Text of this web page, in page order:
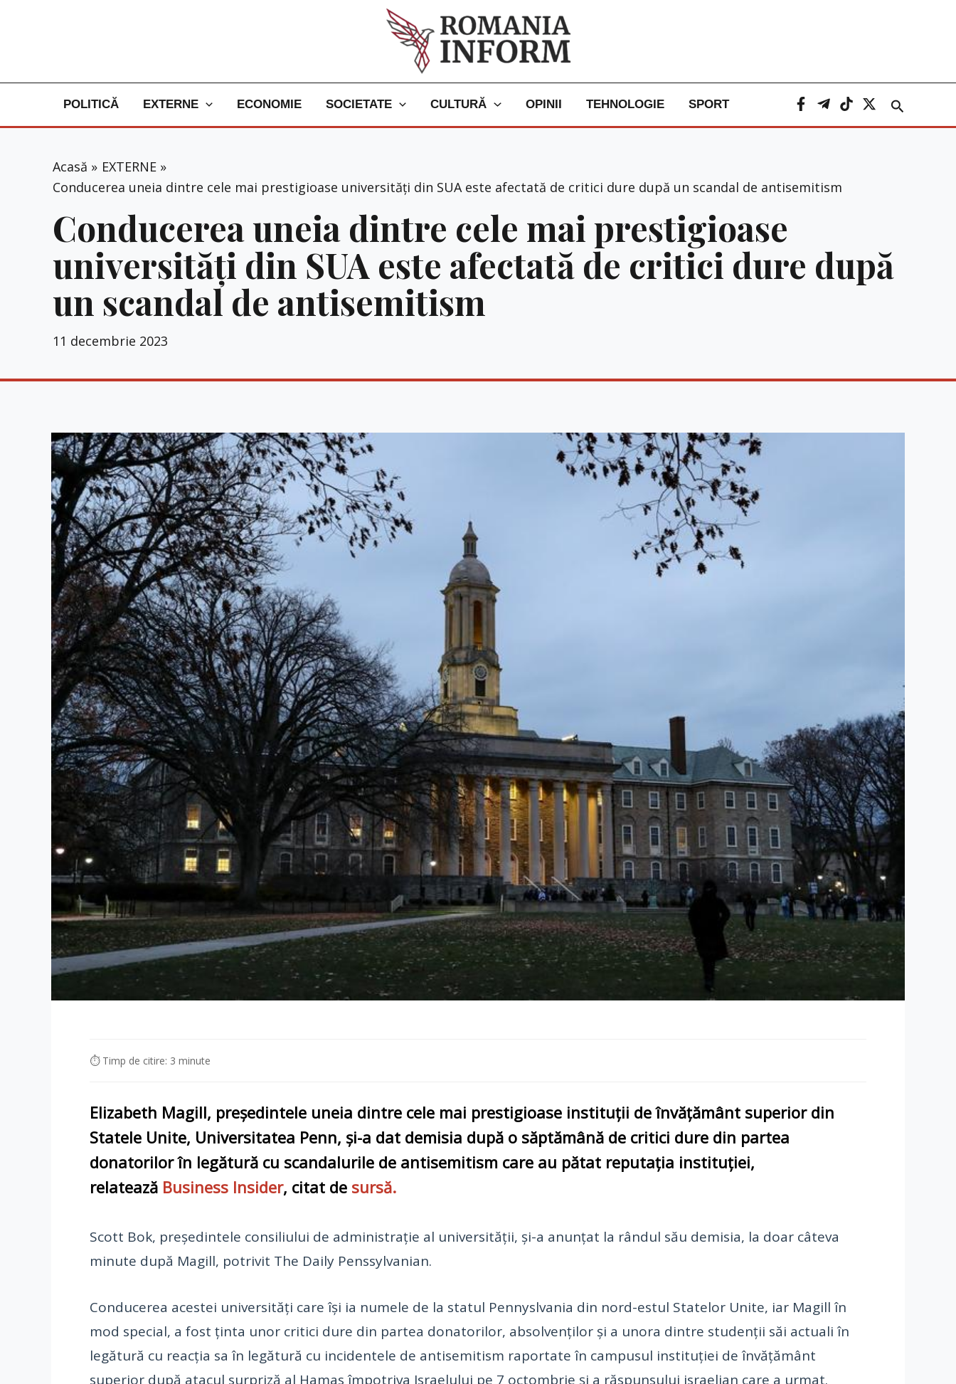
POLITICĂ EXTERNE ECONOMIE SOCIETATE CULTURĂ OPINII TEHNOLOGIE SPORT Caută
Acasă
EXTERNE
Conducerea uneia dintre cele mai prestigioase universități din SUA este afectată de critici dure după un scandal de antisemitism
Conducerea uneia dintre cele mai prestigioase
universități din SUA este afectată de critici dure după
un scandal de antisemitism
11 decembrie 2023
⏱ Timp de citire: 3 minute
Elizabeth Magill, președintele uneia dintre cele mai prestigioase instituții de învățământ superior din
Statele Unite, Universitatea Penn, și-a dat demisia după o săptămână de critici dure din partea
donatorilor în legătură cu scandalurile de antisemitism care au pătat reputația instituției,
relatează Business Insider, citat de sursă.
Scott Bok, președintele consiliului de administrație al universității, și-a anunțat la rândul său demisia, la doar câteva
minute după Magill, potrivit The Daily Penssylvanian.
Conducerea acestei universități care își ia numele de la statul Pennyslvania din nord-estul Statelor Unite, iar Magill în
mod special, a fost ținta unor critici dure din partea donatorilor, absolvenților și a unora dintre studenții săi actuali în
legătură cu reacția sa în legătură cu incidentele de antisemitism raportate în campusul instituției de învățământ
superior după atacul surpriză al Hamas împotriva Israelului pe 7 octombrie și a răspunsului israelian care a urmat.